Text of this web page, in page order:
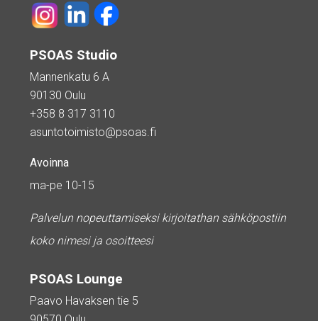
PSOAS Studio
Mannenkatu 6 A
90130 Oulu
+358 8 317 3110
asuntotoimisto@psoas.fi
Avoinna
ma-pe 10-15
Palvelun nopeuttamiseksi kirjoitathan sähköpostiin
koko nimesi ja osoitteesi
PSOAS Lounge
Paavo Havaksen tie 5